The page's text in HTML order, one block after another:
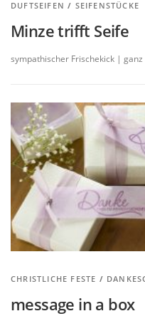
DUFTSEIFEN / SEIFENSTÜCKE
Minze trifft Seife
sympathischer Frischekick |
CHRISTLICHE FESTE /
message in a box